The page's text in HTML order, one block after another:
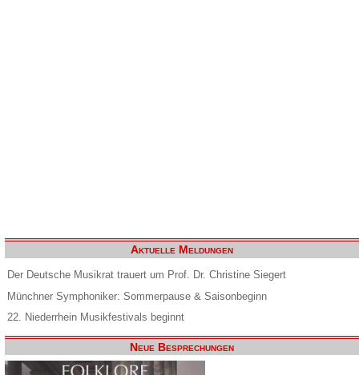
Aktuelle Meldungen
Der Deutsche Musikrat trauert um Prof. Dr. Christine Siegert
Münchner Symphoniker: Sommerpause & Saisonbeginn
22. Niederrhein Musikfestivals beginnt
Neue Besprechungen